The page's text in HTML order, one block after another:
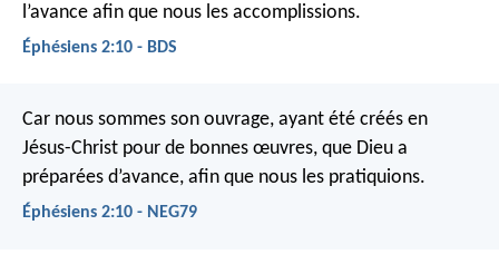
l’avance afin que nous les accomplissions.
Éphésiens 2:10 - BDS
Car nous sommes son ouvrage, ayant été créés en
Jésus-Christ pour de bonnes œuvres, que Dieu a
préparées d’avance, afin que nous les pratiquions.
Éphésiens 2:10 - NEG79